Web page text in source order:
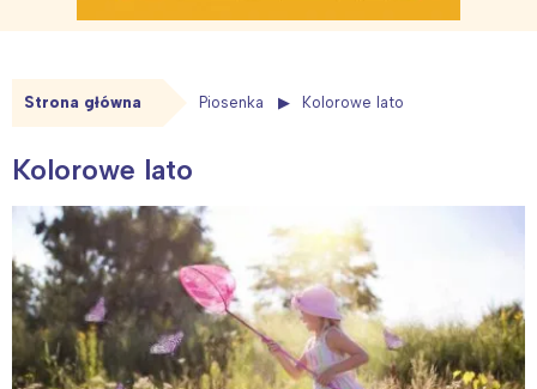
Strona główna Piosenka Kolorowe lato
Kolorowe lato